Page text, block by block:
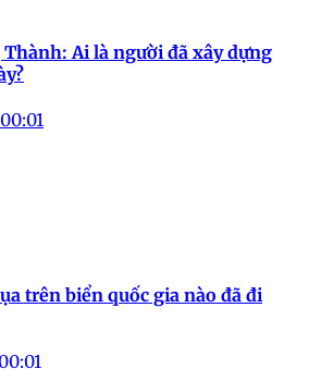
Ai là người đã xây dựng
trên biển quốc gia nào đã đi